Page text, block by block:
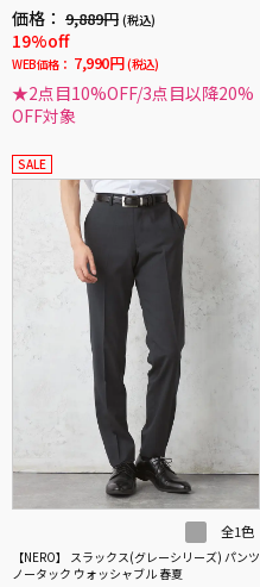
価格： 9,889円 (税込)
19%off
WEB価格： 7,990円 (税込)
★2点目10%OFF/3点目以降20%
OFF対象
SALE
全1色
【NERO】 スラックス(グレーシリーズ) パンツ
ノータック ウォッシャブル 春夏